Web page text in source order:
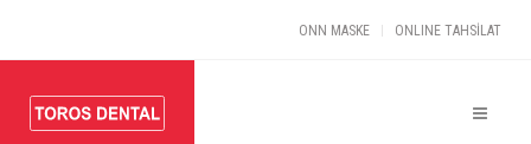
ONN MASKE ONLINE TAHSİLAT